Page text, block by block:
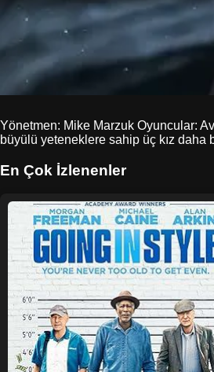
Yönetmen: Mike Marzuk Oyuncular:
büyülü yeteneklere sahip üç kız daha
En Çok İzlenenler